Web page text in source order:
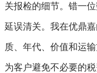
关报检的细节。错一
延误清关。我在优鼎
质、年代、价值和运
为客户避免不必要的税